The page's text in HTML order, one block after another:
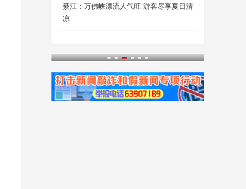
綦江：万佛峡漂流人气旺 游客尽享夏日清
凉